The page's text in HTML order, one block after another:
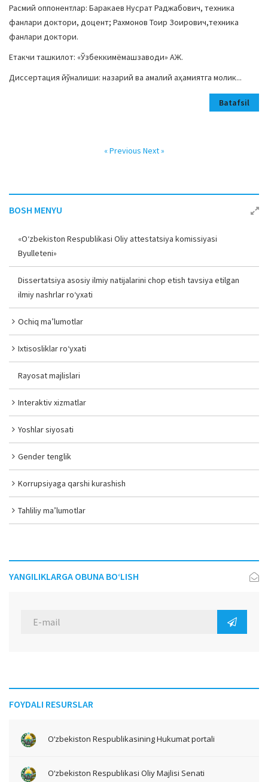
Расмий оппонентлар: Баракаев Нусрат Раджабович, техника
фанлари доктори, доцент; Рахмонов Тоир Зоирович,техника
фанлари доктори.
Етакчи ташкилот: «Ўзбеккимёмашзаводи» АЖ.
Диссертация йўналиши: назарий ва амалий аҳамиятга молик...
Batafsil
« Previous Next »
BOSH MENYU
«O‘zbekiston Respublikasi Oliy attestatsiya komissiyasi
Byulleteni»
Dissertatsiya asosiy ilmiy natijalarini chop etish tavsiya etilgan
ilmiy nashrlar ro‘yxati
Ochiq ma’lumotlar
Ixtisosliklar ro‘yxati
Rayosat majlislari
Interaktiv xizmatlar
Yoshlar siyosati
Gender tenglik
Korrupsiyaga qarshi kurashish
Tahliliy ma’lumotlar
YANGILIKLARGA OBUNA BO‘LISH
FOYDALI RESURSLAR
O‘zbekiston Respublikasining Hukumat portali
O‘zbekiston Respublikasi Oliy Majlisi Senati